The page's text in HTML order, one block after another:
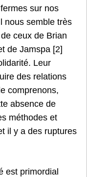
sur nos
nous semble très
ceux de Brian
de Jamspa [2]
Leur
des relations
comprenons,
absence de
méthodes et
il y a des ruptures
est primordial